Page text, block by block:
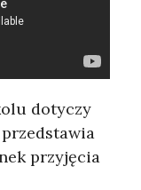
dotyczy
przyjęcia